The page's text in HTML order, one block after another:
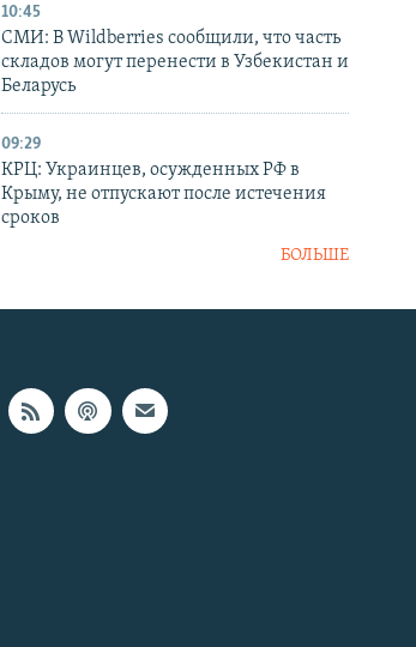
10:45
СМИ: В Wildberries сообщили, что часть
складов могут перенести в Узбекистан и
Беларусь
09:29
КРЦ: Украинцев, осужденных РФ в
Крыму, не отпускают после истечения
сроков
БОЛЬШЕ